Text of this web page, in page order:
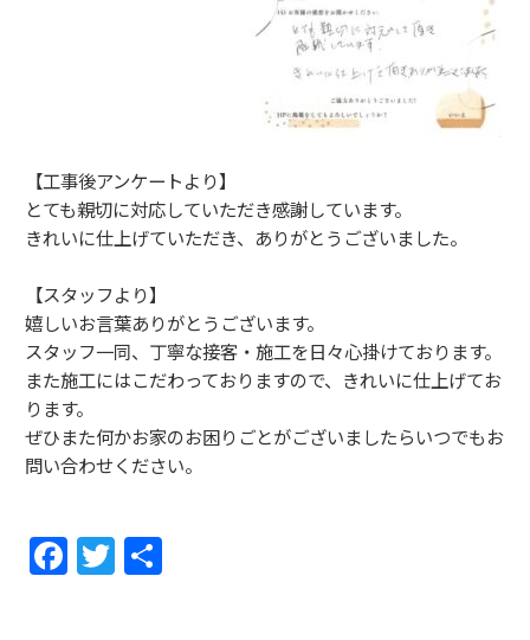
【工事後アンケートより】
とても親切に対応していただき感謝しています。
きれいに仕上げていただき、ありがとうございました。
【スタッフより】
嬉しいお言葉ありがとうございます。
スタッフ一同、丁寧な接客・施工を日々心掛けております。
また施工にはこだわっておりますので、きれいに仕上げてお
ります。
ぜひまた何かお家のお困りごとがございましたらいつでもお
問い合わせください。
F
a
T
w